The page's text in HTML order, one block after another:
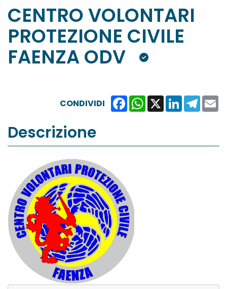
CENTRO VOLONTARI
PROTEZIONE CIVILE
FAENZA ODV
Facebook
WhatsApp
X LinkedIn
CONDIVIDI
Descrizione